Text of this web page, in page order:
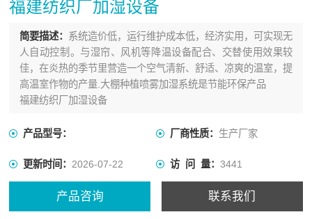
福建纺织厂加湿设备
简要描述： 系统造价低，运行维护成本低，经济实用，可实现无
人自动控制。与湿帘、风机等降温设备配合、交替使用效果较
佳，在炎热的季节里营造一个空气清新、舒适、凉爽的温室，提
高温室作物的产量.大棚种植喷雾加湿系统是节能环保产品
福建纺织厂加湿设备
产品型号： 厂商性质： 生产厂家
更新时间：2026-07-22 访 问 量： 3441
产品咨询 联系我们